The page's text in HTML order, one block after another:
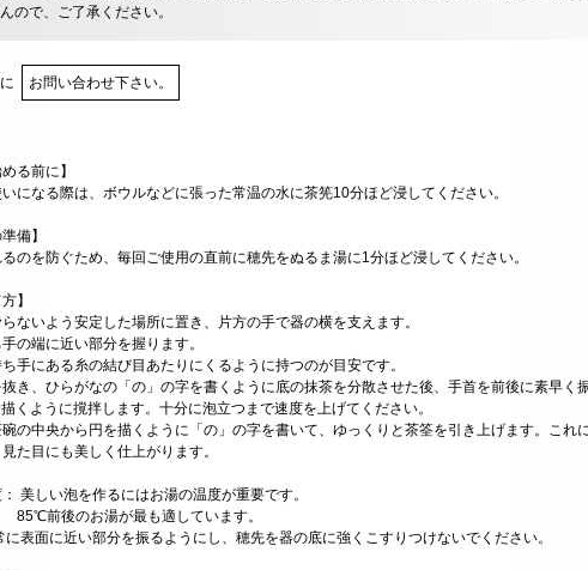
ので、ご了承ください。
お問い合わせ下さい。
る前に】
いになる際は、ボウルなどに張った常温の水に茶筅10分ほど浸してください。
備】
るのを防ぐため、毎回ご使用の直前に穂先をぬるま湯に1分ほど浸してください。
】
らないよう安定した場所に置き、片方の手で器の横を支えます。
の端に近い部分を握ります。
ち手にある糸の結び目あたりにくるように持つのが目安です。
抜き、ひらがなの「の」の字を書くように底の抹茶を分散させた後、手首を前後に素早く
くように撹拌します。十分に泡立つまで速度を上げてください。
碗の中央から円を描くように「の」の字を書いて、ゆっくりと茶筌を引き上げます。これ
た目にも美しく仕上がります。
： 美しい泡を作るにはお湯の温度が重要です。
お湯が最も適しています。
に表面に近い部分を振るようにし、穂先を器の底に強くこすりつけないでください。